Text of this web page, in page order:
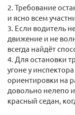
2. Требование
и ясно всем
3. Если водитель
движение и не
всегда найдёт
4. Для остановки
угоне у
ориентировки на
довольно нелепо
красный седан,